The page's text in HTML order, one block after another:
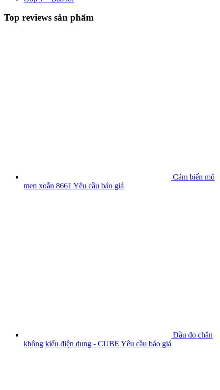
Top reviews sản phẩm
Cảm biến mô
men xoắn 8661 Yêu cầu báo giá
Đầu đo chân
không kiểu điện dung - CUBE Yêu cầu báo giá